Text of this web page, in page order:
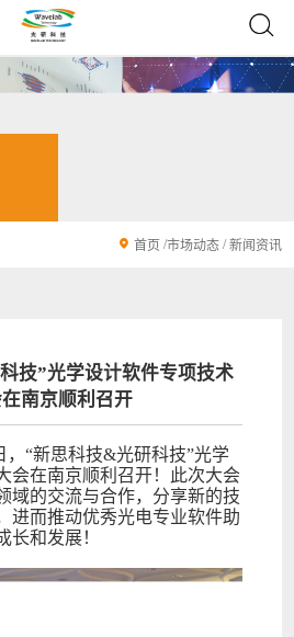
首页 /市场动态 /新闻资讯
技”光学设计软件专项技术
南京顺利召开
“新思科技&光研科技”光学
会在南京顺利召开！此次大会
域的交流与合作，分享新的技
进而推动优秀光电专业软件助
长和发展！